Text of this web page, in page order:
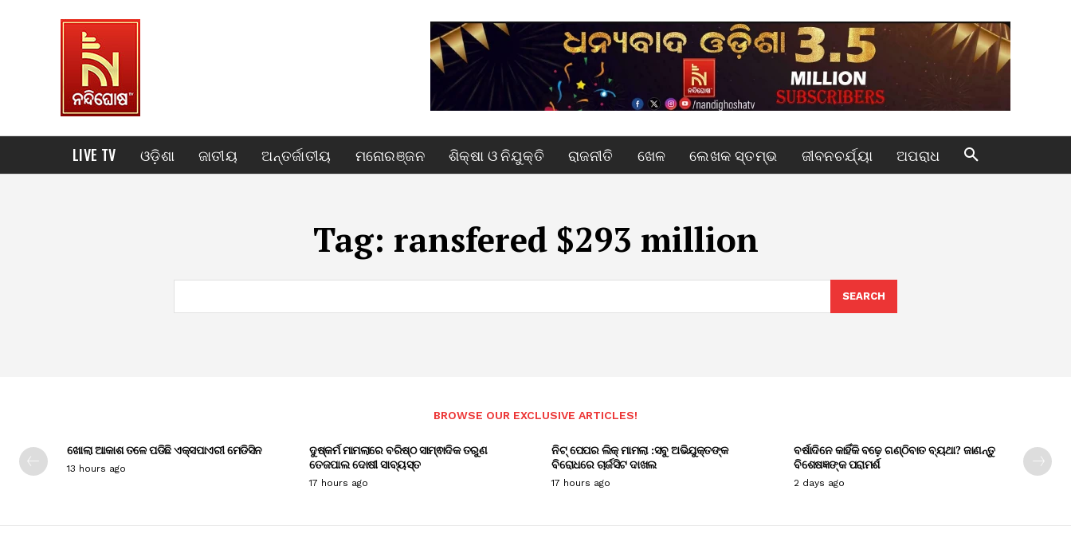
LIVE TV ଓଡ଼ିଶା ଜାତୀୟ ଅନ୍ତର୍ଜାତୀୟ ମନୋରଞ୍ଜନ ଶିକ୍ଷା ଓ ନିଯୁକ୍ତି ରାଜନୀତି ଖେଳ ଲେଖକ ସ୍ତମ୍ଭ ଜୀବନଚର୍ଯ୍ୟା ଅପରାଧ
Tag: ransfered $293 million
SEARCH
BROWSE OUR EXCLUSIVE ARTICLES!
ଖୋଲା ଆକାଶ ତଳେ ପଡିଛି ଏକ୍ସପାଏରୀ ମେଡିସିନ
13 hours ago
ଦୁଷ୍କର୍ମ ମାମଲାରେ ବରିଷ୍ଠ ସାମ୍ଵାଦିକ ତରୁଣ
ତେଜପାଲ ଦୋଷୀ ସାବ୍ୟସ୍ତ
17 hours ago
ନିଟ୍ ପେପର ଲିକ୍ ମାମଲା :ସବୁ ଅଭିଯୁକ୍ତଙ୍କ
ବିରୋଧରେ ଚାର୍ଜସିଟ ଦାଖଲ
17 hours ago
ବର୍ଷାଦିନେ କାହିଁକି ବଢ଼େ ଗଣ୍ଠିବାତ ବ୍ୟଥା? ଜାଣନ୍ତୁ
ବିଶେଷଜ୍ଞଙ୍କ ପରାମର୍ଶ
2 days ago